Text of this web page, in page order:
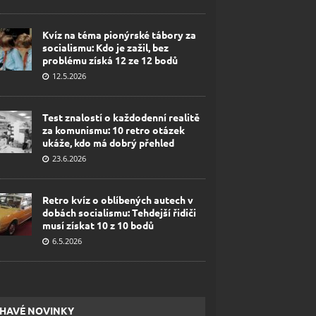
Kvíz na téma pionýrské tábory za
socialismu: Kdo je zažil, bez
problému získá 12 ze 12 bodů
12.5.2026
Test znalostí o každodenní realitě
za komunismu: 10 retro otázek
ukáže, kdo má dobrý přehled
23.6.2026
Retro kvíz o oblíbených autech v
dobách socialismu: Tehdejší řidiči
musí získat 10 z 10 bodů
6.5.2026
NOVINKY